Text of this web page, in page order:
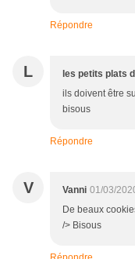
Répondre
L les petits plats
ils doivent être
bisous
Répondre
V Vanni 01/03/
De beaux
/> Bisous